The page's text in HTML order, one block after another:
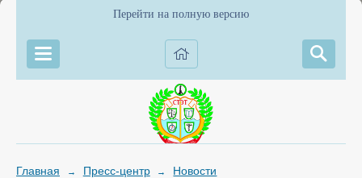
Перейти на полную версию
Главная → Пресс-центр → Новости